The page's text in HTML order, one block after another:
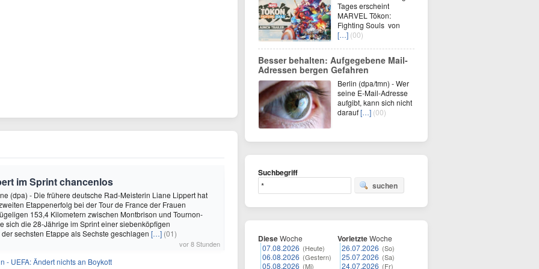
im Sprint chancenlos
(dpa) - Die frühere deutsche Rad-Meisterin Liane Lippert hat
Etappenerfolg bei der Tour de France der Frauen
153,4 Kilometern zwischen Montbrison und Tournon-
sich die 28-Jährige im Sprint einer siebenköpfigen
sechsten Etappe als Sechste geschlagen […] (01)
vor 8 Stunden
- UEFA: Ändert nichts an Boykott
Tages erscheint
MARVEL Tōkon:
Fighting Souls von
[…] (00)
Besser behalten: Aufgegebene Mail-
Adressen bergen Gefahren
Berlin (dpa/tmn) - Wer
seine E-Mail-Adresse
aufgibt, kann sich nicht
darauf[…] (00)
Suchbegriff
suchen
DieseWoche
07.08.2026 (Heute)
06.08.2026 (Gestern)
05.08.2026 (Mi)
VorletzteWoche
26.07.2026 (So)
25.07.2026 (Sa)
24.07.2026 (Fr)